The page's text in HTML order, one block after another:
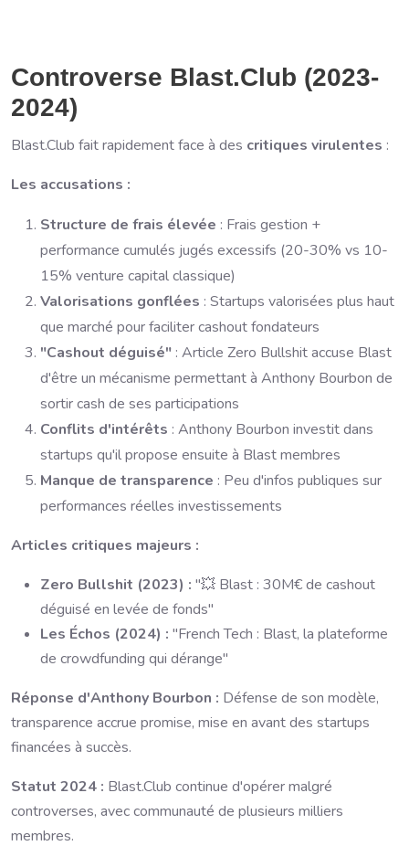
Controverse Blast.Club (2023-
2024)
Blast.Club fait rapidement face à des critiques virulentes :
Les accusations :
Structure de frais élevée : Frais gestion +
performance cumulés jugés excessifs (20-30% vs 10-
15% venture capital classique)
Valorisations gonflées : Startups valorisées plus haut
que marché pour faciliter cashout fondateurs
"Cashout déguisé" : Article Zero Bullshit accuse Blast
d'être un mécanisme permettant à Anthony Bourbon de
sortir cash de ses participations
Conflits d'intérêts : Anthony Bourbon investit dans
startups qu'il propose ensuite à Blast membres
Manque de transparence : Peu d'infos publiques sur
performances réelles investissements
Articles critiques majeurs :
Zero Bullshit (2023) : "💥 Blast : 30M€ de cashout
déguisé en levée de fonds"
Les Échos (2024) : "French Tech : Blast, la plateforme
de crowdfunding qui dérange"
Réponse d'Anthony Bourbon : Défense de son modèle,
transparence accrue promise, mise en avant des startups
financées à succès.
Statut 2024 : Blast.Club continue d'opérer malgré
controverses, avec communauté de plusieurs milliers
membres.